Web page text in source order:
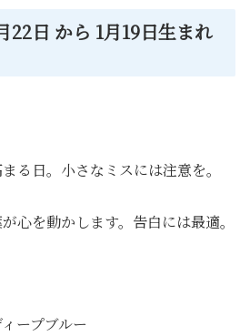
22日 から 1月19日生まれ
る日。小さなミスには注意を。
心を動かします。告白には最適。
ィープブルー